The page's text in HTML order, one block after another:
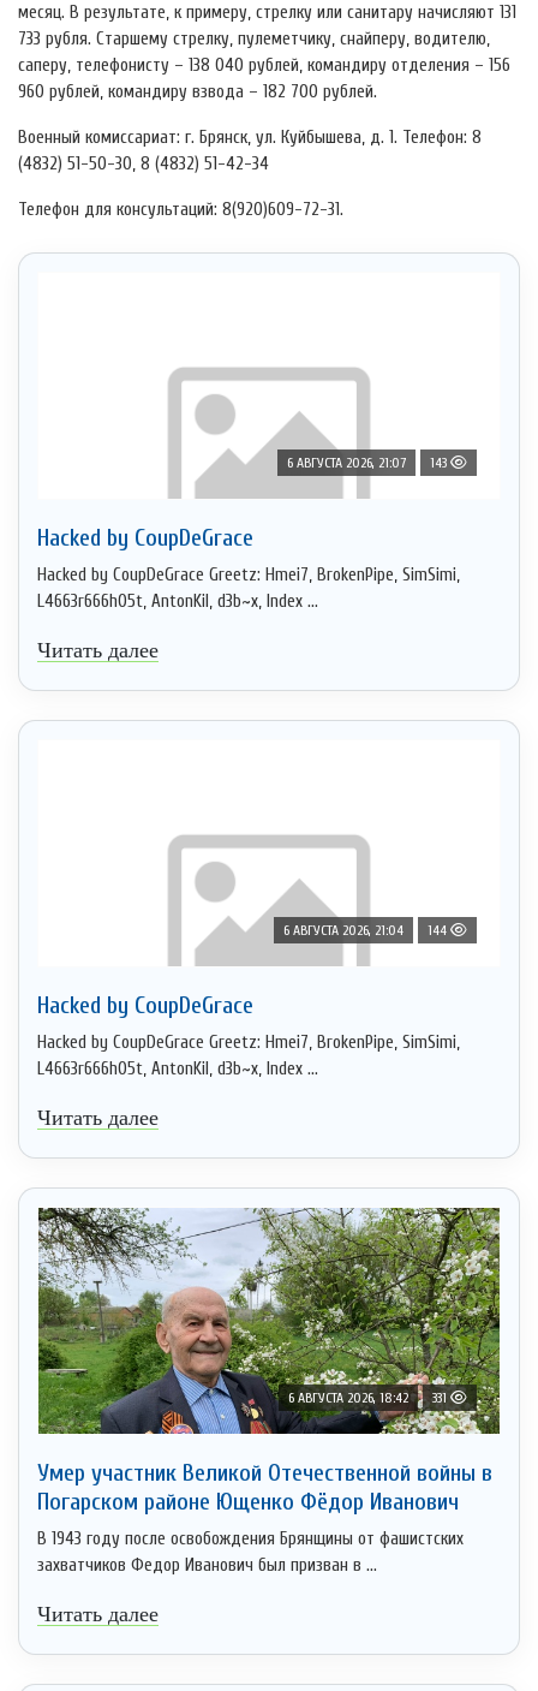
месяц. В результате, к примеру, стрелку или санитару начисляют 131
733 рубля. Старшему стрелку, пулеметчику, снайперу, водителю,
саперу, телефонисту – 138 040 рублей, командиру отделения – 156
960 рублей, командиру взвода – 182 700 рублей.
Военный комиссариат: г. Брянск, ул. Куйбышева, д. 1. Телефон: 8
(4832) 51-50-30, 8 (4832) 51-42-34
Телефон для консультаций: 8(920)609-72-31.
6 АВГУСТА 2026, 21:07 143
Hacked by CoupDeGrace
Hacked by CoupDeGrace Greetz: Hmei7, BrokenPipe, SimSimi,
L4663r666h05t, AntonKil, d3b~x, Index ...
Читать далее
6 АВГУСТА 2026, 21:04 144
Hacked by CoupDeGrace
Hacked by CoupDeGrace Greetz: Hmei7, BrokenPipe, SimSimi,
L4663r666h05t, AntonKil, d3b~x, Index ...
Читать далее
6 АВГУСТА 2026, 18:42 331
Умер участник Великой Отечественной войны в
Погарском районе Ющенко Фёдор Иванович
В 1943 году после освобождения Брянщины от фашистских
захватчиков Федор Иванович был призван в ...
Читать далее